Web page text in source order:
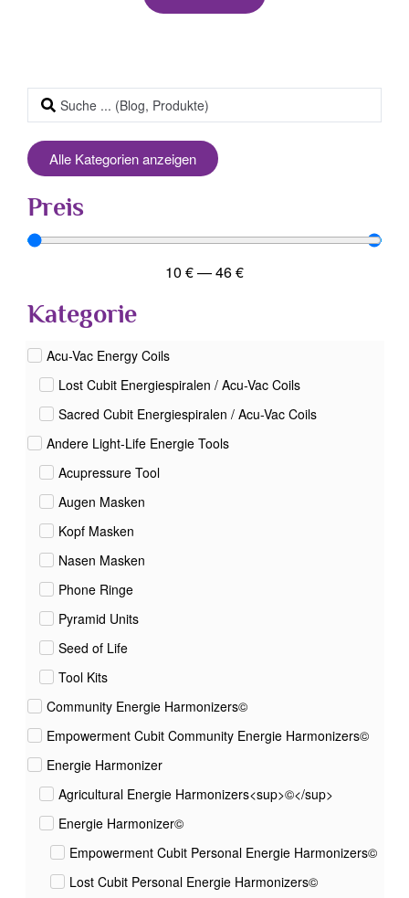
Alle Kategorien anzeigen
Preis
10 €—46€
Kategorie
Acu-Vac Energy Coils
Lost Cubit Energiespiralen / Acu-Vac Coils
Sacred Cubit Energiespiralen / Acu-Vac Coils
Andere Light-Life Energie Tools
Acupressure Tool
Augen Masken
Kopf Masken
Nasen Masken
Phone Ringe
Pyramid Units
Seed of Life
Tool Kits
Community Energie Harmonizers©
Empowerment Cubit Community Energie Harmonizers©
Energie Harmonizer
Agricultural Energie Harmonizers<sup>©</sup>
Energie Harmonizer©
Empowerment Cubit Personal Energie Harmonizers©
Lost Cubit Personal Energie Harmonizers©